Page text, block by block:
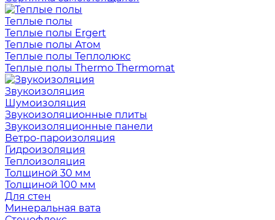
Теплые полы
Теплые полы Ergert
Теплые полы Атом
Теплые полы Теплолюкс
Теплые полы Thermo Thermomat
Звукоизоляция
Шумоизоляция
Звукоизоляционные плиты
Звукоизоляционные панели
Ветро-пароизоляция
Гидроизоляция
Теплоизоляция
Толщиной 30 мм
Толщиной 100 мм
Для стен
Минеральная вата